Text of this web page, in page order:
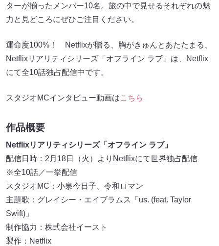
ターが揃ったメンバー10名。旅の中で見せるそれぞれの魅
力と見どころにぜひご注目ください。
運命度100%！ Netflixが贈る、胸がきゅんとあたたまる、
Netflixリアリティシリーズ「オフライン ラブ」は、Netflix
にて全10話独占配信中です。
スタジオMCインタビュー動画はこちら
作品概要
Netflixリアリティシリーズ「オフライン ラブ」
配信日時：2月18日（火）よりNetflixにて世界独占配信
※全10話／一挙配信
スタジオMC：小泉今日子、令和ロマン
主題歌：グレイシー・エイブラムス「us. (feat. Taylor
Swift)」
制作協力：株式会社イースト
製作：Netflix